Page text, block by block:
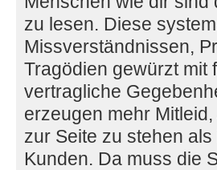
zu lesen. Diese
Missverständnissen,
Tragödien gewürzt mit
vertragliche
erzeugen mehr
zur Seite zu stehen
Kunden. Da muss die